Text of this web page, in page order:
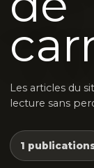
Les articles du
lecture sans
1